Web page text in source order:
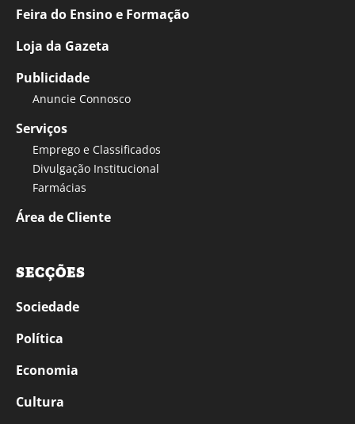
Feira do Ensino e Formação
Loja da Gazeta
Publicidade
Anuncie Connosco
Serviços
Emprego e Classificados
Divulgação Institucional
Farmácias
Área de Cliente
SECÇÕES
Sociedade
Política
Economia
Cultura